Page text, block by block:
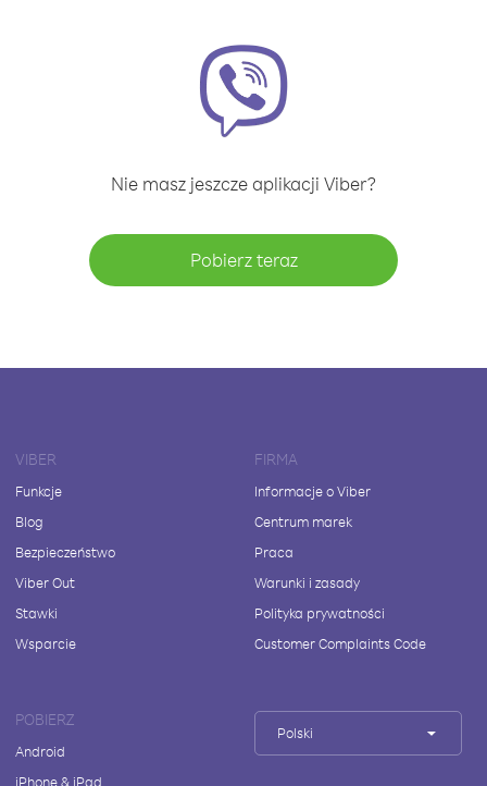
Nie masz jeszcze aplikacji Viber?
Pobierz teraz
VIBER
Funkcje
Blog
Bezpieczeństwo
Viber Out
Stawki
Wsparcie
FIRMA
Informacje o Viber
Centrum marek
Praca
Warunki i zasady
Polityka prywatności
Customer Complaints Code
POBIERZ
Android
iPhone & iPad
Polski